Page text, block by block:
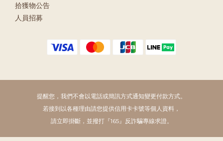
拾獲物公告
人員招募
提醒您，我們不會以電話或簡訊方式通知變更付款方式。
若接到以各種理由請您提供信用卡卡號等個人資料，
請立即掛斷，並撥打『165』反詐騙專線求證。